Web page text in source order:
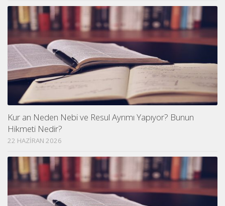
Kur an Neden Nebi ve Resul Ayrımı Yapıyor? Bunun
Hikmeti Nedir?
22 HAZIRAN 2026